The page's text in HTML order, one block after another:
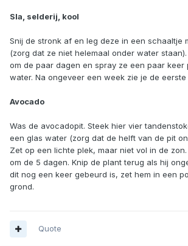
Sla, selderij, kool
Snij de stronk af en leg deze in een schaaltje
(zorg dat ze niet helemaal onder water
om de paar dagen en spray ze een paar keer
water. Na ongeveer een week zie je de
Avocado
Was de avocadopit. Steek hier vier
een glas water (zorg dat de helft van de pit
Zet op een lichte plek, maar niet vol in de
om de 5 dagen. Knip de plant terug als hij
dit nog een keer gebeurd is, zet hem in een
grond.
Quote